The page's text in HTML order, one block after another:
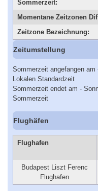
Sommerzeit:
Momentane Zeitzonen
Zeitzone Bezeichnung:
Zeitumstellung
Sommerzeit angefangen
Lokalen Standardzeit
Sommerzeit endet am -
Sommerzeit
Flughäfen
Flughafen
Budapest Liszt Ferenc
Flughafen